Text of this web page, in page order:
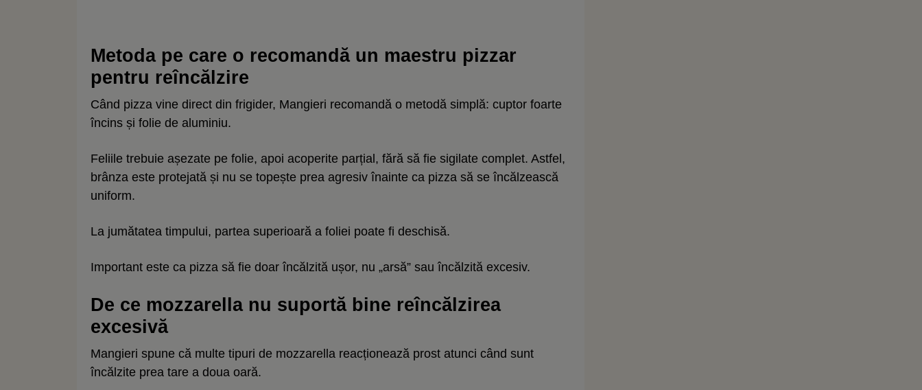
Metoda pe care o recomandă un maestru pizzar
pentru reîncălzire
Când pizza vine direct din frigider, Mangieri recomandă o metodă simplă: cuptor foarte
încins și folie de aluminiu.
Feliile trebuie așezate pe folie, apoi acoperite parțial, fără să fie sigilate complet. Astfel,
brânza este protejată și nu se topește prea agresiv înainte ca pizza să se încălzească
uniform.
La jumătatea timpului, partea superioară a foliei poate fi deschisă.
Important este ca pizza să fie doar încălzită ușor, nu „arsă” sau încălzită excesiv.
De ce mozzarella nu suportă bine reîncălzirea
excesivă
Mangieri spune că multe tipuri de mozzarella reacționează prost atunci când sunt
încălzite prea tare a doua oară.